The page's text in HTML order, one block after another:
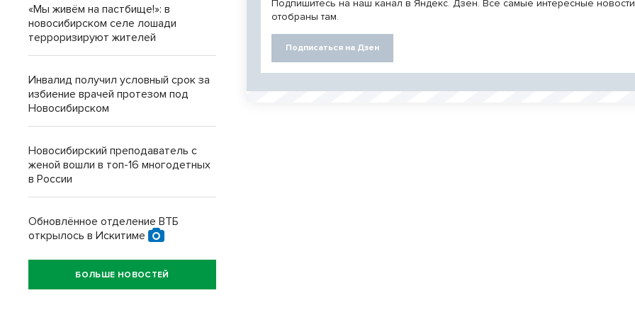
Подпишитесь на наш канал в Яндекс. Дзен. Все самые интересные новости
отобраны там.
Подписаться на Дзен
«Мы живём на пастбище!»: в
новосибирском селе лошади
терроризируют жителей
Инвалид получил условный срок за
избиение врачей протезом под
Новосибирском
Новосибирский преподаватель с
женой вошли в топ-16 многодетных
в России
Обновлённое отделение ВТБ
открылось в Искитиме
БОЛЬШЕ НОВОСТЕЙ